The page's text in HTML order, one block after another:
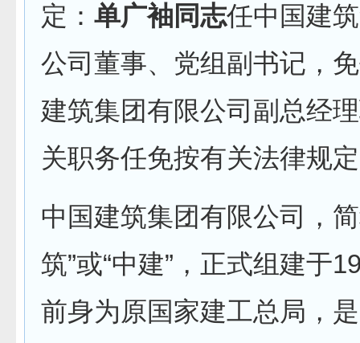
定： 单广袖同志任中国建
公司董事、党组副书记，
建筑集团有限公司副总经
关职务任免按有关法律规
中国建筑集团有限公司，
筑”或“中建”，正式组建于
前身为原国家建工总局，